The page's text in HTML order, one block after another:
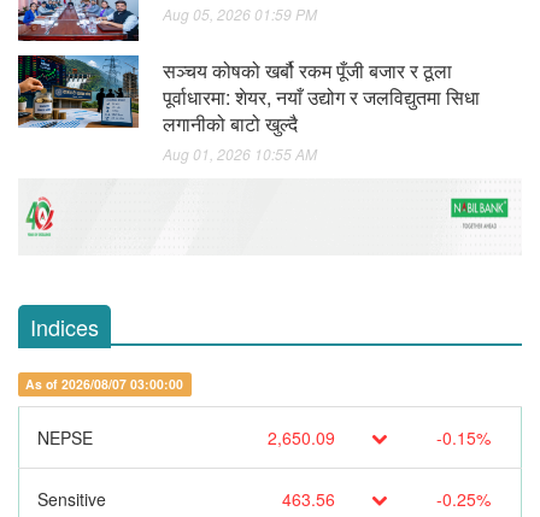
Aug 05, 2026 01:59 PM
सञ्चय कोषको खर्बौ रकम पूँजी बजार र ठूला
पूर्वाधारमा: शेयर, नयाँ उद्योग र जलविद्युतमा सिधा
लगानीको बाटो खुल्दै
Aug 01, 2026 10:55 AM
Indices
As of 2026/08/07 03:00:00
NEPSE 2,650.09 -0.15%
Sensitive 463.56 -0.25%